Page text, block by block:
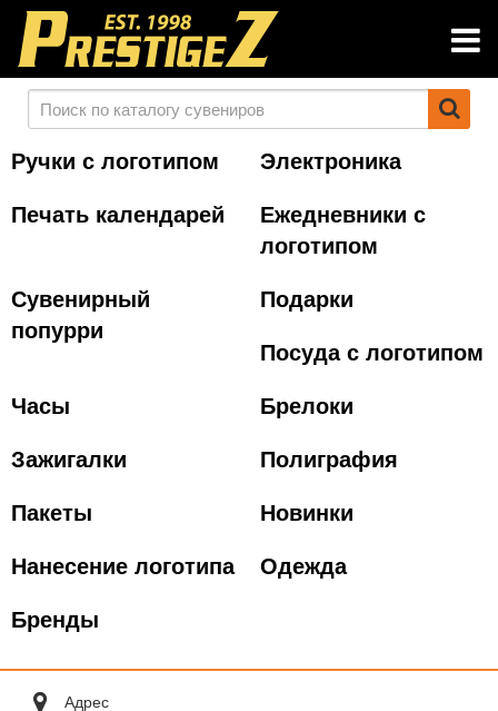
Ручки с логотипом
Электроника
Печать календарей
Ежедневники с
логотипом
Сувенирный
попурри
Подарки
Посуда с логотипом
Часы
Брелоки
Зажигалки
Полиграфия
Пакеты
Новинки
Нанесение логотипа
Одежда
Бренды
Адрес